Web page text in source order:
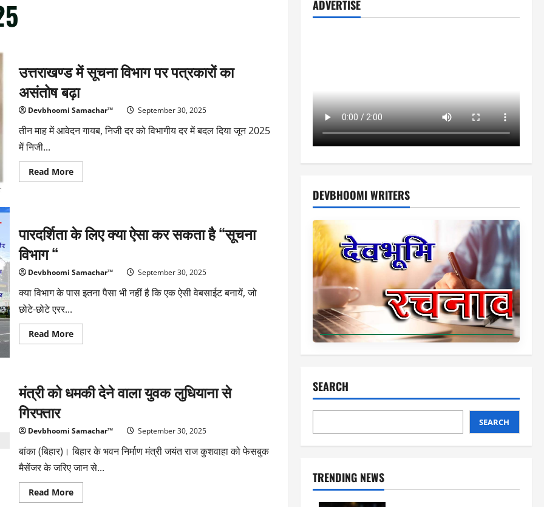
उत्तराखण्ड में सूचना विभाग पर पत्रकारों का
असंतोष बढ़ा
Devbhoomi Samachar™ September 30, 2025
तीन माह में आवेदन गायब, निजी दर को विभागीय दर में बदल दिया जून 2025
में निजी...
Read MoreRead
more
पर
पत्रकारों
पारदर्शिता के लिए क्या ऐसा कर सकता है “सूचना
विभाग “
Devbhoomi Samachar™ September 30, 2025
क्या विभाग के पास इतना पैसा भी नहीं है कि एक ऐसी वेबसाईट बनायें, जो
छोटे-छोटे एरर...
Read MoreRead
more
ऐसा
कर
“सूचना
विभाग
“
मंत्री को धमकी देने वाला युवक लुधियाना से
गिरफ्तार
Devbhoomi Samachar™ September 30, 2025
बांका (बिहार)। बिहार के भवन निर्माण मंत्री जयंत राज कुशवाहा को फेसबुक
मैसेंजर के जरिए जान से...
Read MoreRead
more
ADVERTISE
DEVBHOOMI WRITERS
SEARCH
SEARCH
TRENDING NEWS